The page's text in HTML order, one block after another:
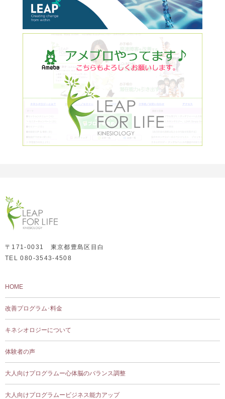
〒171-0031 東京都豊島区目白
TEL 080-3543-4508
HOME
改善プログラム･料金
キネシオロジーについて
体験者の声
大人向けプログラムー心体脳のバランス調整
大人向けプログラムービジネス能力アップ